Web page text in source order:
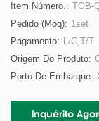
Item Número.: TOB-
Pedido (moq): 1set
Pagamento: L/C,T/T
Origem Do Produto:
Porto De Embarque:
Inquérito